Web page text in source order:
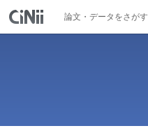
論文・データをさがす